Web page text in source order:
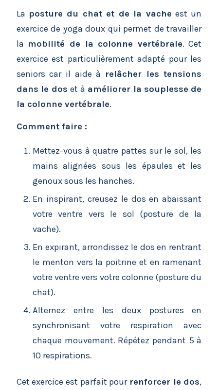
La posture du chat et de la vache est un
exercice de yoga doux qui permet de travailler
la mobilité de la colonne vertébrale. Cet
exercice est particulièrement adapté pour les
seniors car il aide à relâcher les tensions
dans le dos et à améliorer la souplesse de
la colonne vertébrale.
Comment faire :
Mettez-vous à quatre pattes sur le sol, les
mains alignées sous les épaules et les
genoux sous les hanches.
En inspirant, creusez le dos en abaissant
votre ventre vers le sol (posture de la
vache).
En expirant, arrondissez le dos en rentrant
le menton vers la poitrine et en ramenant
votre ventre vers votre colonne (posture du
chat).
Alternez entre les deux postures en
synchronisant votre respiration avec
chaque mouvement. Répétez pendant 5 à
10 respirations.
Cet exercice est parfait pour renforcer le dos,